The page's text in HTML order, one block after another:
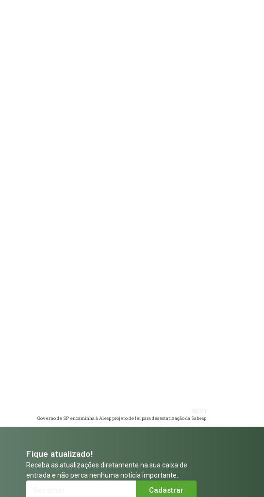
Governo de SP encaminha à Alesp projeto de lei para desestatização da Sabesp
Fique atualizado!
Receba as atualizações diretamente na sua caixa de
entrada e não perca nenhuma notícia importante.
Cadastrar